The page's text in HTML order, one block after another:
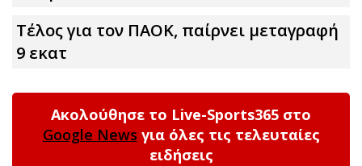
Τέλος για τον ΠΑΟΚ, παίρνει μεταγραφή
9 εκατ
Ακολούθησε το Live-Sports365 στο
Google News για όλες τις τελευταίες
ειδήσεις